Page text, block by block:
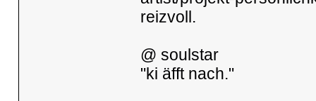
reizvoll.
@ soulstar
"ki äfft nach."